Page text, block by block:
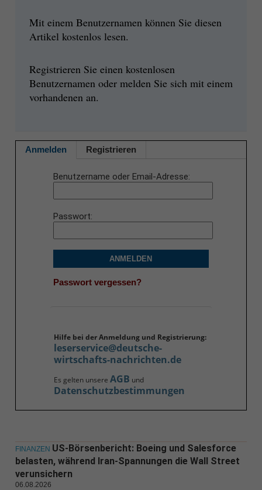
Mit einem Benutzernamen können Sie diesen
Artikel kostenlos lesen.
Registrieren Sie einen kostenlosen
Benutzernamen oder melden Sie sich mit einem
vorhandenen an.
Anmelden Registrieren
Benutzername oder Email-Adresse
Passwort
ANMELDEN
Passwort vergessen?
Hilfe bei der Anmeldung und Registrierung:
leserservice@deutsche-
wirtschafts-nachrichten.de
Es gelten unsere AGB und
Datenschutzbestimmungen
FINANZEN US-Börsenbericht: Boeing und Salesforce
belasten, während Iran-Spannungen die Wall Street
verunsichern
06.08.2026